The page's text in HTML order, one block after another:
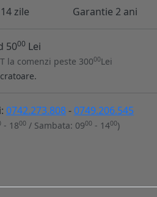
zile Garantie 2 ani
5000 Lei
la comenzi peste 30000Lei
0742.273.808-0749.206.545
- 1800 / Sambata: 0900 - 1400)